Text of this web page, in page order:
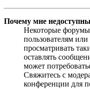
Почему мне
Некоторые
пользователям
просматривать
оставлять
может
Свяжитесь с
конференции для